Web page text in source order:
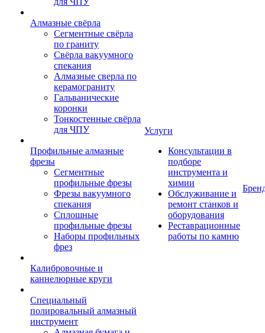
Алмазные свёрла
Сегментные свёрла
по граниту
Свёрла вакуумного
спекания
Алмазные сверла по
керамограниту
Гальванические
коронки
Тонкостенные свёрла
для ЧПУ
Профильные алмазные
фрезы
Сегментные
профильные фрезы
Фрезы вакуумного
спекания
Сплошные
профильные фрезы
Наборы профильных
фрез
Калибровочные и
каннелюрные круги
Специальный
полировальный алмазный
инструмент
Услуги
Консультации в
подборе
инструмента и
химии
Обслуживание и
ремонт станков и
оборудования
Реставрационные
работы по камню